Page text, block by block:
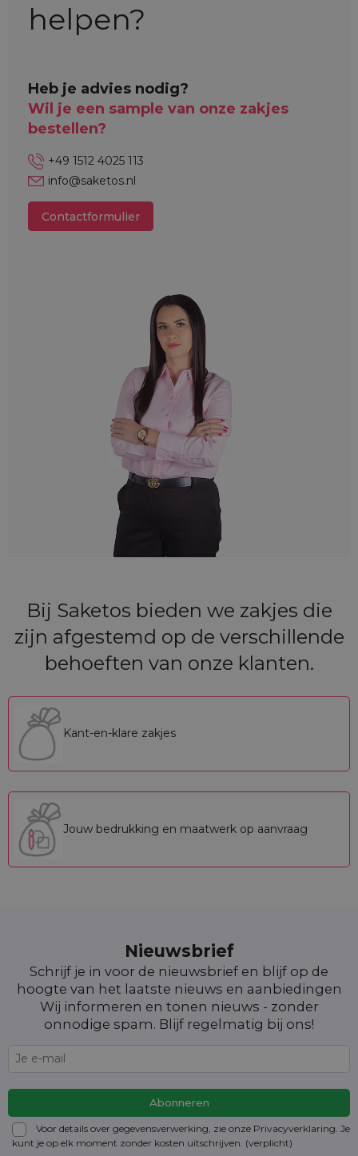
helpen?
Heb je advies nodig?
Wil je een sample van onze zakjes
bestellen?
+49 1512 4025 113
info@saketos.nl
Contactformulier
Bij Saketos bieden we zakjes die
zijn afgestemd op de verschillende
behoeften van onze klanten.
Kant-en-klare zakjes
Jouw bedrukking en maatwerk op aanvraag
Nieuwsbrief
Schrijf je in voor de nieuwsbrief en blijf op de
hoogte van het laatste nieuws en aanbiedingen
Wij informeren en tonen nieuws - zonder
onnodige spam. Blijf regelmatig bij ons!
Voor details over gegevensverwerking, zie onze Privacyverklaring. Je
kunt je op elk moment zonder kosten uitschrijven. (verplicht)